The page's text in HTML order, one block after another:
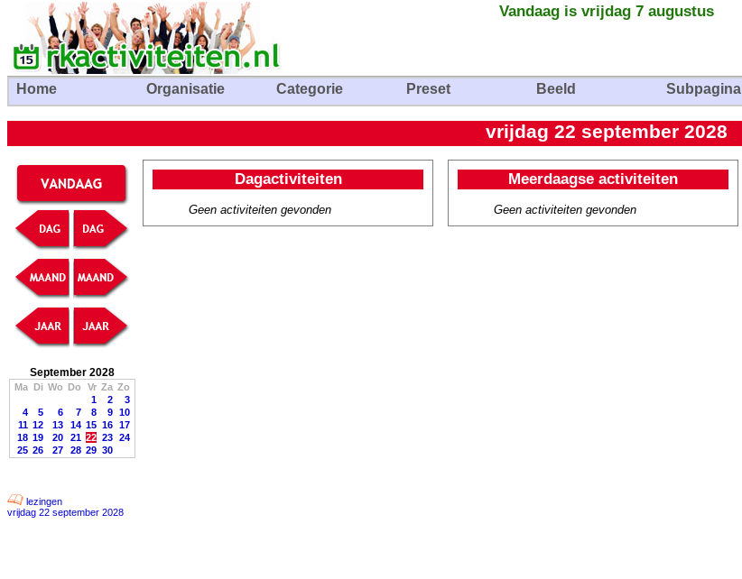
Vandaag is vrijdag 7 augustus
Home Organisatie Categorie Preset Beeld Subpagina
vrijdag 22 september 2028
September 2028
Ma Di Wo Do Vr Za Zo
1
2
3
4
5 6 7 8 9 10
11 12 13 14 15 16 17
18 19 20 21 22 23 24
25 26 27 28 29 30
lezingen
vrijdag 22 september 2028
Dagactiviteiten
Geen activiteiten gevonden
Meerdaagse activiteiten
Geen activiteiten gevonden